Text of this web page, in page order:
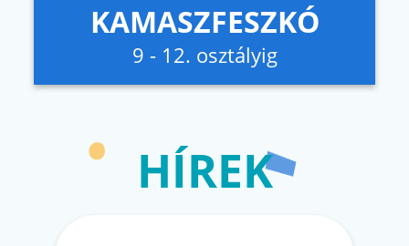
KAMASZFESZKÓ
9 - 12. osztályig
HÍREK